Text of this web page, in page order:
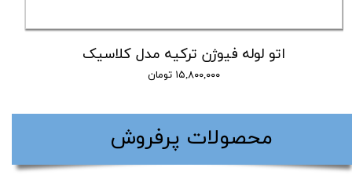
اتو لوله فیوژن ترکیه مدل کلاسیک
۱۵,۸۰۰,۰۰۰ تومان
​محصولات پرفروش